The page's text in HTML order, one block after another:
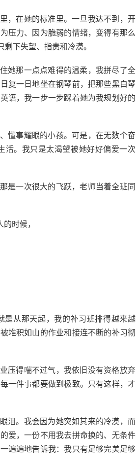
，在她的标准里。一旦我达不到，开
压力、因为脆弱的情绪，变得有那么
下失望、指责和冷漠。
她那一点点难得的温柔，我拼尽了全
复一日地坐在钢琴前，把那些黑白琴
语，我一步一步踩着她为我规划好的
懂事耀眼的小孩。可是，在无数个奋
活。我只是太渴望被她好好偏爱一次
是一次很大的飞跃，老师当着全班同
时候，
是从那天起，我的补习班排得越来越
堆积如山的作业和接连不断的补习彻
压得喘不过气，我依旧没有资格放弃
一件事都要做到极致。只有这样，才
泪。我会因为她突如其来的冷漠，而
爱，一份不用我去拼命换的、无条件
遍遍地告诉我：我只有足够完美足够